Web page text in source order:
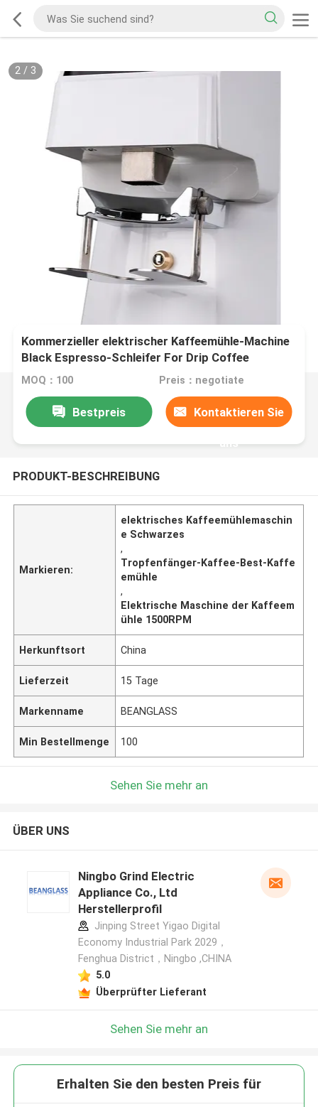
2/ 3
Kommerzieller elektrischer Kaffeemühle-Machine
Black Espresso-Schleifer For Drip Coffee
MOQ：100 Preis：negotiate
Bestpreis Kontaktieren Sie
uns
PRODUKT-BESCHREIBUNG
Markieren:
elektrisches Kaffeemühlemaschin
e Schwarzes
,
Tropfenfänger-Kaffee-Best-Kaffe
emühle
,
Elektrische Maschine der Kaffeem
ühle 1500RPM
Herkunftsort China
Lieferzeit 15 Tage
Markenname BEANGLASS
Min Bestellmenge 100
Sehen Sie mehr an
ÜBER UNS
Ningbo Grind Electric
Appliance Co., Ltd
Herstellerprofil
Jinping Street Yigao Digital
Economy Industrial Park 2029，
Fenghua District，Ningbo ,CHINA
5.0
Überprüfter Lieferant
Sehen Sie mehr an
Erhalten Sie den besten Preis für